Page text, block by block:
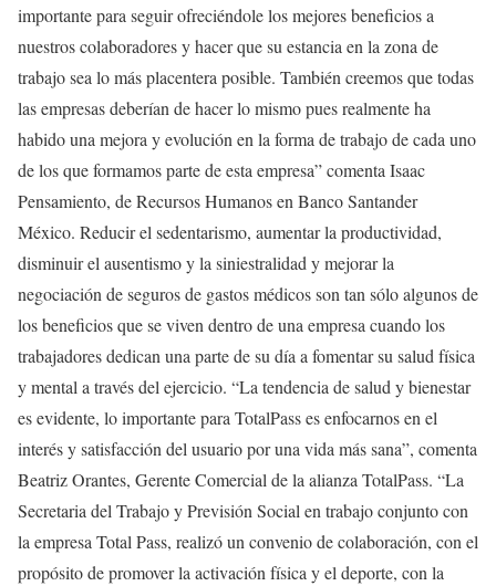
importante para seguir ofreciéndole los mejores beneficios a
nuestros colaboradores y hacer que su estancia en la zona de
trabajo sea lo más placentera posible. También creemos que todas
las empresas deberían de hacer lo mismo pues realmente ha
habido una mejora y evolución en la forma de trabajo de cada uno
de los que formamos parte de esta empresa” comenta Isaac
Pensamiento, de Recursos Humanos en Banco Santander
México. Reducir el sedentarismo, aumentar la productividad,
disminuir el ausentismo y la siniestralidad y mejorar la
negociación de seguros de gastos médicos son tan sólo algunos de
los beneficios que se viven dentro de una empresa cuando los
trabajadores dedican una parte de su día a fomentar su salud física
y mental a través del ejercicio. “La tendencia de salud y bienestar
es evidente, lo importante para TotalPass es enfocarnos en el
interés y satisfacción del usuario por una vida más sana”, comenta
Beatriz Orantes, Gerente Comercial de la alianza TotalPass. “La
Secretaria del Trabajo y Previsión Social en trabajo conjunto con
la empresa Total Pass, realizó un convenio de colaboración, con el
propósito de promover la activación física y el deporte, con la